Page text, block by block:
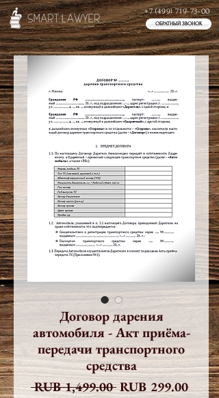
+7 (499) 719-73-00
ОБРАТНЫЙ ЗВОНОК
Договор дарения
автомобиля - Акт приёма-
передачи транспортного
средства
RUB 1,499.00 Обычная
RUB 299.00